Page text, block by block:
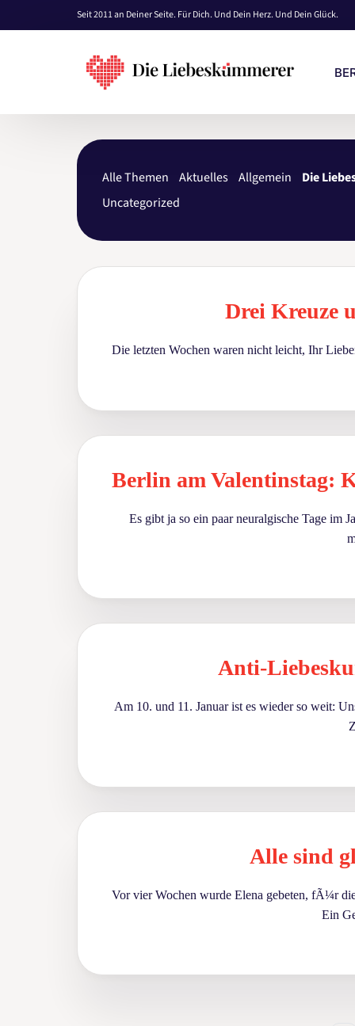
Seit 2011 an Deiner Seite. Für Dich. Und Dein Herz. Und Dein Glück.
Alle Themen Aktuelles Allgemein
Die
Uncategorized
Drei Kreuze
Die letzten Wochen waren nicht leicht, Ihr
Berlin am Valentinstag:
Es gibt ja so ein paar neuralgische Tage im
Anti-
Am 10. und 11. Januar ist es wieder so weit:
Alle sind
Vor vier Wochen wurde Elena gebeten, fÃ¼r
Ein